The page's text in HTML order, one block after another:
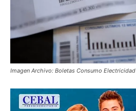
Imagen Archivo: Boletas Consumo Electricidad